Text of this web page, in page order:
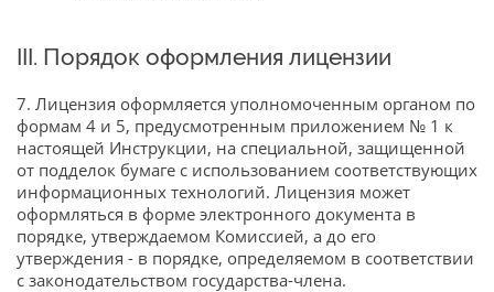
III. Порядок оформления лицензии
7. Лицензия оформляется уполномоченным органом по
формам 4 и 5, предусмотренным приложением № 1 к
настоящей Инструкции, на специальной, защищенной
от подделок бумаге с использованием соответствующих
информационных технологий. Лицензия может
оформляться в форме электронного документа в
порядке, утверждаемом Комиссией, а до его
утверждения - в порядке, определяемом в соответствии
с законодательством государства-члена.